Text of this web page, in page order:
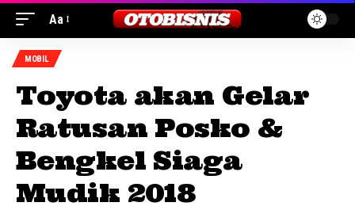
Aa
MOBIL
Toyota akan Gelar
Ratusan Posko &
Bengkel Siaga
Mudik 2018